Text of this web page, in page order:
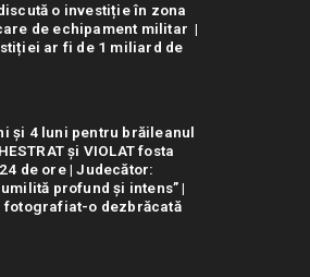
o investiție în zona
de echipament militar |
ar fi de 1 miliard de
și 4 luni pentru brăileanul
și VIOLAT fosta
de ore | Judecător:
profund și intens” |
fotografiat-o dezbrăcată